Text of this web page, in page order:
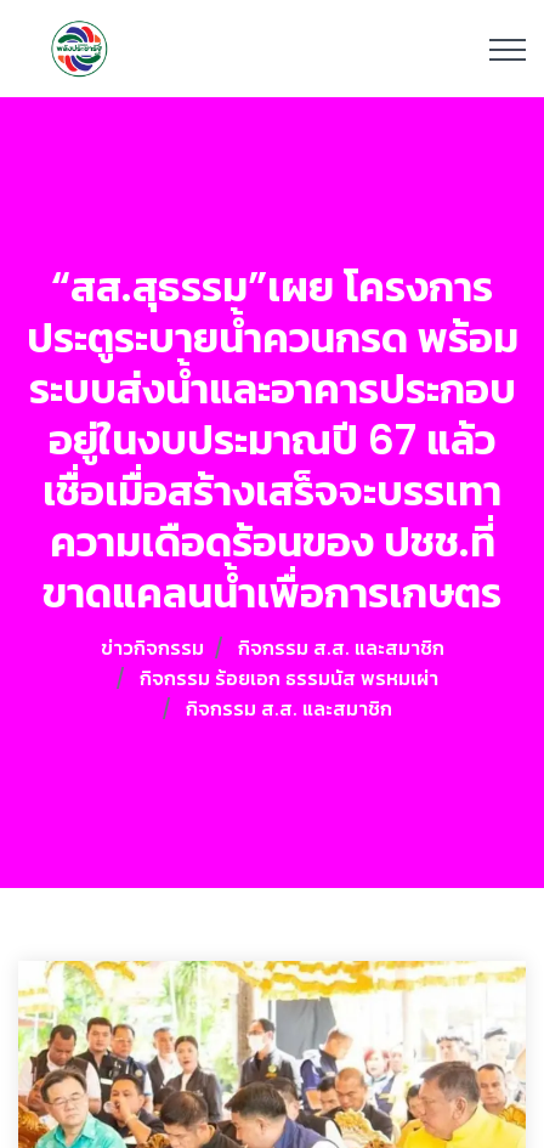
“สส.สุธรรม”เผย โครงการ
ประตูระบายน้ำควนกรด พร้อม
ระบบส่งน้ำและอาคารประกอบ
อยู่ในงบประมาณปี 67 แล้ว
เชื่อเมื่อสร้างเสร็จจะบรรเทา
ความเดือดร้อนของ ปชช.ที่
ขาดแคลนน้ำเพื่อการเกษตร
ข่าวกิจกรรม
กิจกรรม ส.ส. และสมาชิก
กิจกรรม ร้อยเอก ธรรมนัส พรหมเผ่า
กิจกรรม ส.ส. และสมาชิก